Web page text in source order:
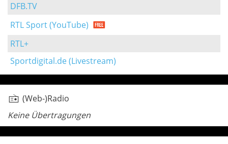
DFB.TV
RTL Sport (YouTube)
RTL+
Sportdigital.de (Livestream)
(Web-)Radio
Keine Übertragungen